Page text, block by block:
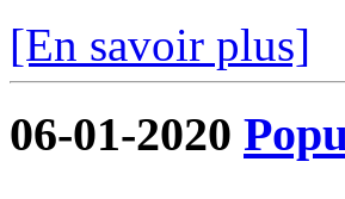
[En savoir plus]
06-01-2020